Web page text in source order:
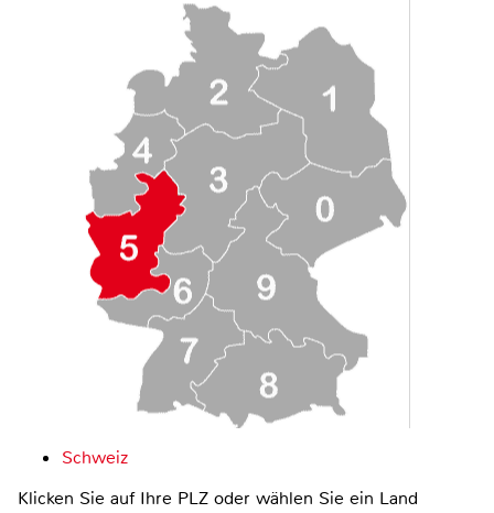
Schweiz
Klicken Sie auf Ihre PLZ oder wählen Sie ein Land